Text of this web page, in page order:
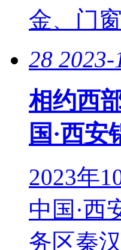
金、门
28 2023-
相约西
国·西
2023年
中国·西
务区秦